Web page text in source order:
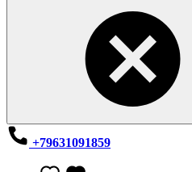
+79631091859